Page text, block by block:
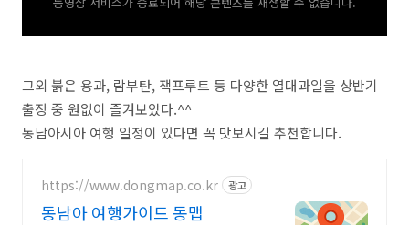
그외 붉은 용과, 람부탄, 잭프루트 등 다양한 열대과일을 상반기
출장 중 원없이 즐겨보았다.^^
동남아시아 여행 일정이 있다면 꼭 맛보시길 추천합니다.
https://www.dongmap.co.kr 광고
동남아 여행가이드 동맵